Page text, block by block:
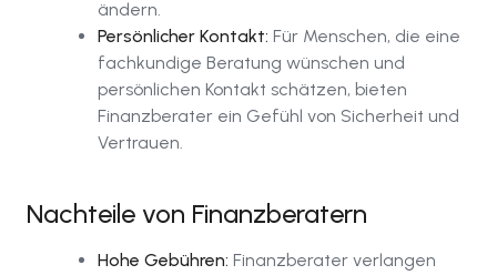
ändern.
Persönlicher Kontakt: Für Menschen, die eine
fachkundige Beratung wünschen und
persönlichen Kontakt schätzen, bieten
Finanzberater ein Gefühl von Sicherheit und
Vertrauen.
Nachteile von Finanzberatern
Hohe Gebühren: Finanzberater verlangen